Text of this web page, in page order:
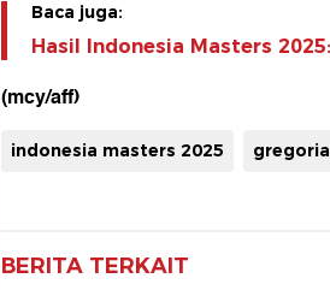
Baca juga:
Hasil Indonesia Masters
(mcy/aff)
indonesia masters 2025
BERITA TERKAIT